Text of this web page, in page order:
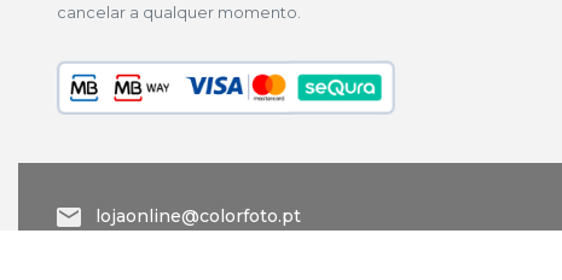
cancelar a qualquer momento.
lojaonline@colorfoto.pt